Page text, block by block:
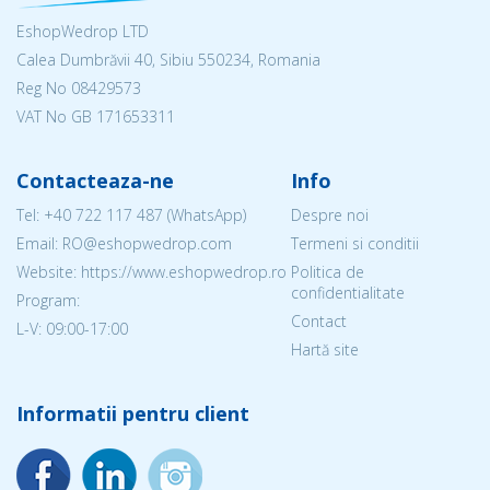
EshopWedrop LTD
Calea Dumbrăvii 40, Sibiu 550234, Romania
Reg No 08429573
VAT No GB 171653311
Contacteaza-ne
Tel: +40 722 117 487 (WhatsApp)
Email: RO@eshopwedrop.com
Website: https://www.eshopwedrop.ro
Program:
L-V: 09:00-17:00
Info
Despre noi
Termeni si conditii
Politica de
confidentialitate
Contact
Hartă site
Informatii pentru client